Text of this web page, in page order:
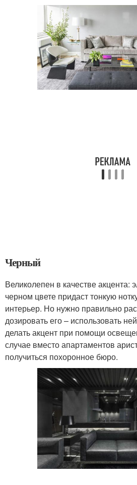
Черный
Великолепен в качестве акцента:
черном цвете придаст тонкую
интерьер. Но нужно правильно
дозировать его – использовать
делать акцент при помощи
случае вместо апартаментов
получиться похоронное бюро.